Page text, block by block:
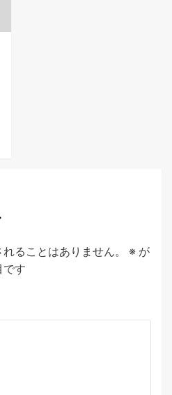
ることはありません。 ※ が
す